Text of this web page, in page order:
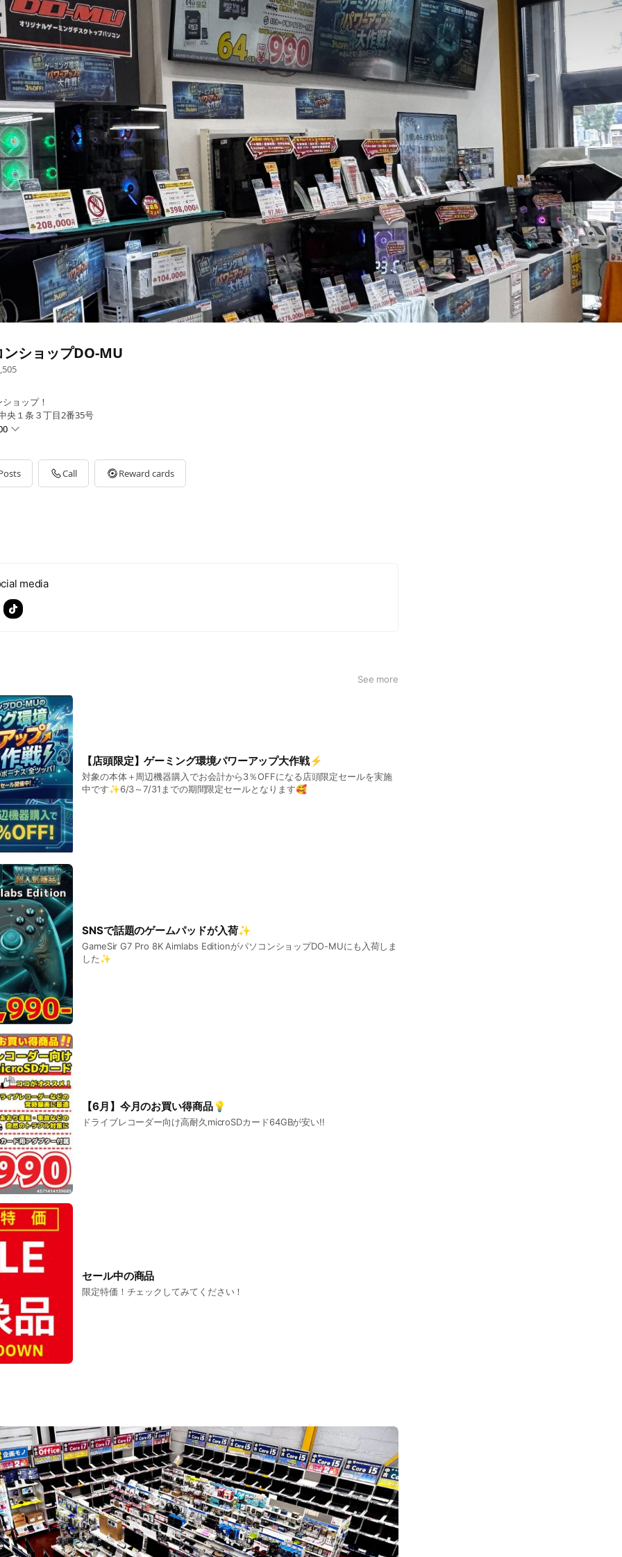
ンショップDO-MU
ョップ！
央１条３丁目2番35号
Call Reward cards
media
See more
【店頭限定】ゲーミング環境パワーアップ大作戦⚡
対象の本体＋周辺機器購入でお会計から3％OFFになる店頭限定セールを実施
中です✨6/3～7/31までの期間限定セールとなります🥰
SNSで話題のゲームパッドが入荷✨
GameSir G7 Pro 8K Aimlabs EditionがパソコンショップDO-MUにも入荷しま
した✨
【6月】今月のお買い得商品💡
ドライブレコーダー向け高耐久microSDカード64GBが安い!!
セール中の商品
限定特価！チェックしてみてください！